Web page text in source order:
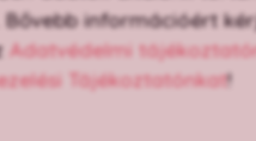
Bővebb információért
Adatvédelmi
Tájékoztatónkat!